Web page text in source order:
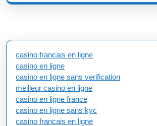
casino francais en ligne
casino en ligne
casino en ligne sans verification
meilleur casino en ligne
casino en ligne france
casino en ligne sans kyc
casino francais en ligne